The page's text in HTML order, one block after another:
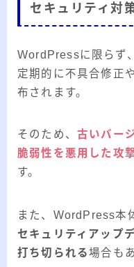
セキュリティ対
WordPressに限らず
定期的に不具合修正
布されます。
そのため、 古いバー
脆弱性を悪用した攻
す。
また、WordPress本
セキュリティアップ
打ち切られる場合も